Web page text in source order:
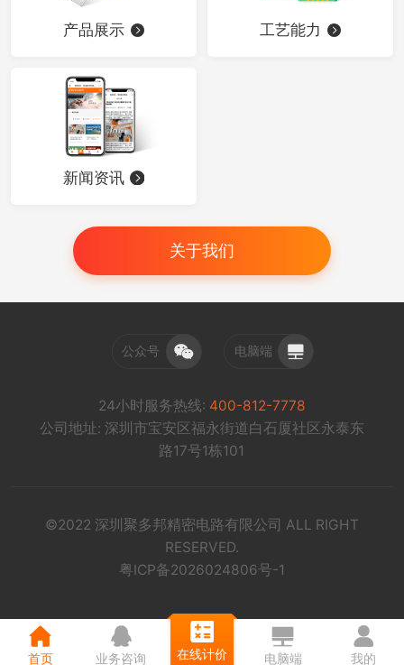
产品展示 工艺能力
新闻资讯
关于我们
公众号 电脑端
24小时服务热线: 400-812-7778
公司地址: 深圳市宝安区福永街道白石厦社区永泰东
路17号1栋101
©2022 深圳聚多邦精密电路有限公司 ALL RIGHT
RESERVED.
粤ICP备2026024806号-1
首页 业务咨询 在线计价 电脑端 我的